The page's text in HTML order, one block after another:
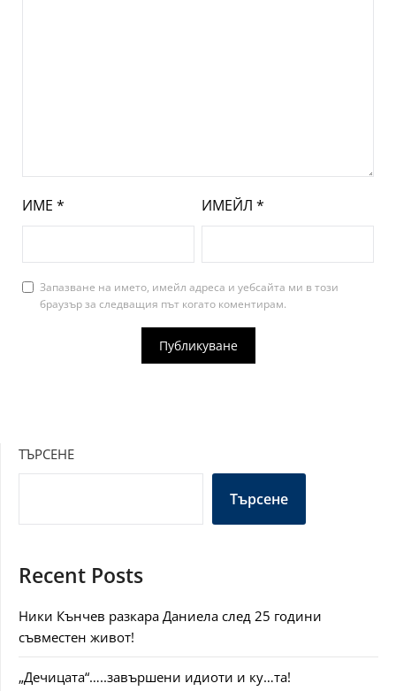
ИМЕ * ИМЕЙЛ *
Запазване на името, имейл адреса и уебсайта ми в този
браузър за следващия път когато коментирам.
ТЪРСЕНЕ
Търсене
Recent Posts
Ники Кънчев разкара Даниела след 25 години
съвместен живот!
„Дечицата“…..завършени идиоти и ку…та!